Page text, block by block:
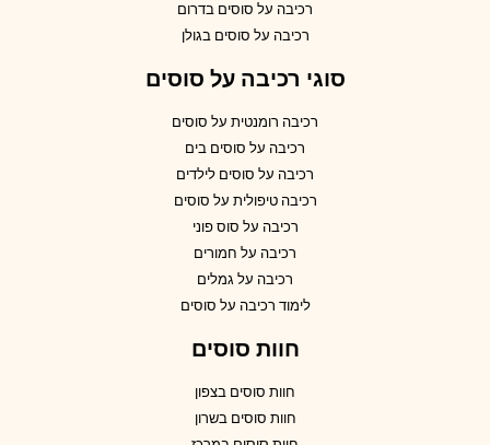
רכיבה על סוסים בדרום
רכיבה על סוסים בגולן
סוגי רכיבה על סוסים
רכיבה רומנטית על סוסים
רכיבה על סוסים בים
רכיבה על סוסים לילדים
רכיבה טיפולית על סוסים
רכיבה על סוס פוני
רכיבה על חמורים
רכיבה על גמלים
לימוד רכיבה על סוסים
חוות סוסים
חוות סוסים בצפון
חוות סוסים בשרון